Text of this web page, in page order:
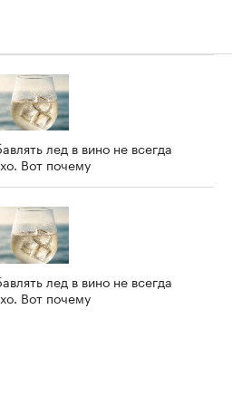
лед в вино не всегда
Вот почему
лед в вино не всегда
Вот почему